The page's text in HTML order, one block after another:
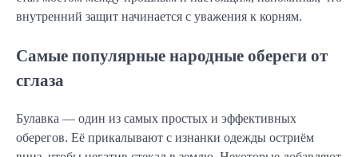
внутренний защит начинается с уважения к корням.
Самые популярные народные обереги от
сглаза
Булавка — один из самых простых и эффективных
оберегов. Её прикалывают с изнанки одежды остриём